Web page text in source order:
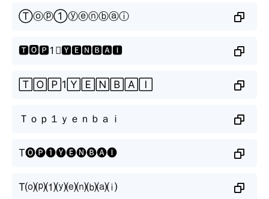
Ⓣⓞⓟ①ⓨⓔⓝⓑⓐⓘ
🆃🅾🅿1⃣🆈🅴🅽🅱🅰🅸
🅃🄾🄿1🅈🄴🄽🄱🄰🄸
Ｔｏｐ１ｙｅｎｂａｉ
T🅞🅟❶🅨🅔🅝🅑🅐🅘
T⒪⒫⑴⒴⒠⒩⒝⒜⒤